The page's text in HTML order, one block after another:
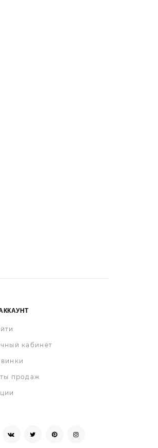
кабинет
продаж